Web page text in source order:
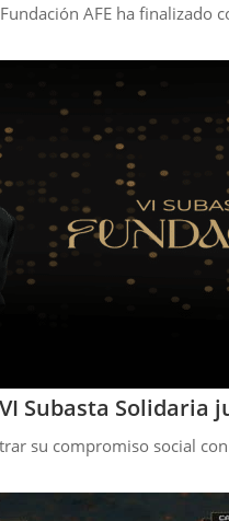
AFE ha
Subasta
su compromiso social